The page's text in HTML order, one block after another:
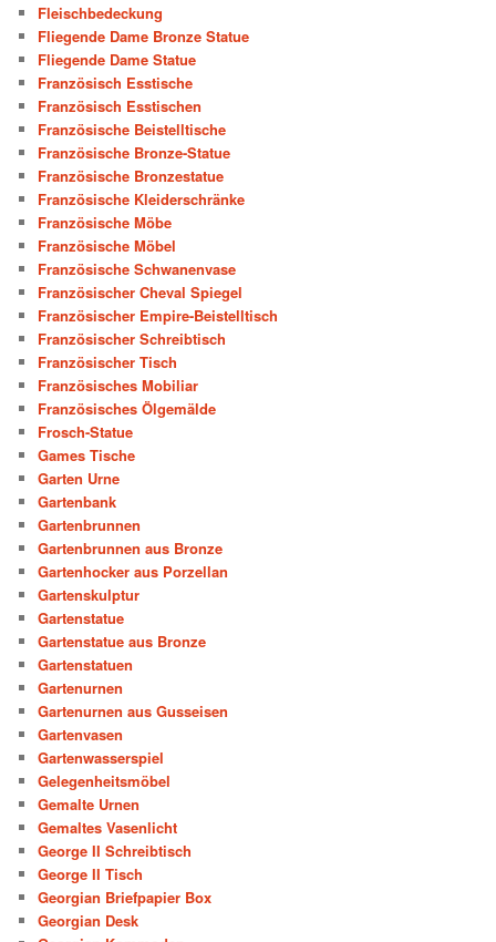
Fleischbedeckung
Fliegende Dame Bronze Statue
Fliegende Dame Statue
Französisch Esstische
Französisch Esstischen
Französische Beistelltische
Französische Bronze-Statue
Französische Bronzestatue
Französische Kleiderschränke
Französische Möbe
Französische Möbel
Französische Schwanenvase
Französischer Cheval Spiegel
Französischer Empire-Beistelltisch
Französischer Schreibtisch
Französischer Tisch
Französisches Mobiliar
Französisches Ölgemälde
Frosch-Statue
Games Tische
Garten Urne
Gartenbank
Gartenbrunnen
Gartenbrunnen aus Bronze
Gartenhocker aus Porzellan
Gartenskulptur
Gartenstatue
Gartenstatue aus Bronze
Gartenstatuen
Gartenurnen
Gartenurnen aus Gusseisen
Gartenvasen
Gartenwasserspiel
Gelegenheitsmöbel
Gemalte Urnen
Gemaltes Vasenlicht
George II Schreibtisch
George II Tisch
Georgian Briefpapier Box
Georgian Desk